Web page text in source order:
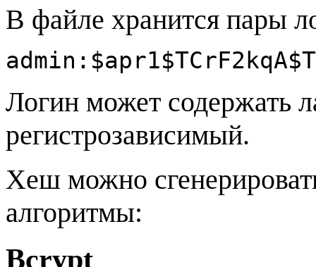
В файле хранится пары
Логин может содержать
регистрозависимый.
Хеш можно
алгоритмы:
Bcrypt